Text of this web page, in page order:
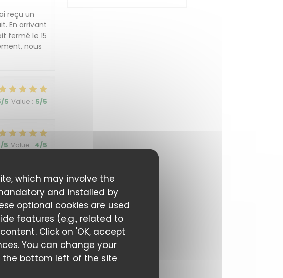
which may involve the
and installed by
optional cookies are used
features (e.g., related to
Click on 'OK, accept
You can change your
bottom left of the site
reçu un
En arrivant
fermé le 15
nous
/5 Value : 5/5
/5 Value : 4/5
/5 Value: 5/5
et les